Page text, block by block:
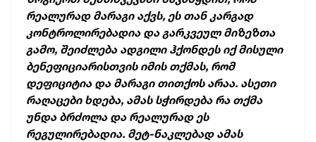
რეალურად მარაგი აქვს, ეს თან კარგად
კონტროლირებადია და გარკვეულ მიზეზთა
გამო, შეიძლება ადგილი ჰქონდეს იქ მისული
ბენეფიციარისთვის იმის თქმას, რომ
დეფიციტია და მარაგი თითქოს არაა. ასეთი
რაღაცები ხდება, ამას სჭირდება რა თქმა
უნდა ბრძოლა და რეალურად ეს
რეგულირებადია. მეტ-ნაკლებად ამას